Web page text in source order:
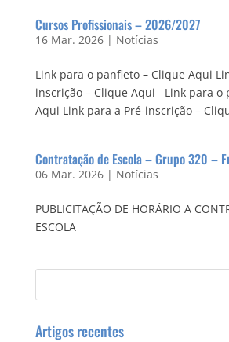
Cursos Profissionais – 2026/2027
16 Mar. 2026| Notícias
Link para o panfleto – Clique Aqui
inscrição – Clique Aqui Link para o
Aqui Link para a Pré-inscrição –
Contratação de Escola – Grupo 320 –
06 Mar. 2026| Notícias
PUBLICITAÇÃO DE HORÁRIO A
ESCOLA
Artigos recentes